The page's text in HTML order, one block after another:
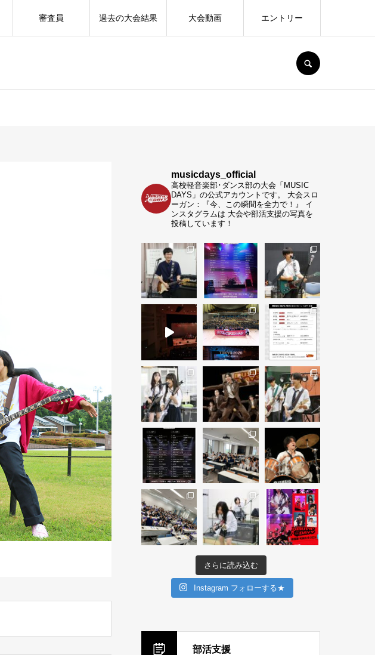
審査員 過去の大会結果 大会動画 エントリー
musicdays_official
高校軽音楽部･ダンス部の大会「MUSIC
DAYS」の公式アカウントです。
大会スロ
ーガン：『今、この瞬間を全力で！』
イ
ンスタグラムは 大会や部活支援の写真を
投稿しています！
さらに読み込む
Instagram フォローする★
部活支援